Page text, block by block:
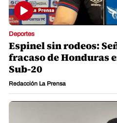
Deportes
Espinel sin rodeos:
fracaso de Honduras
Sub-20
Redacción La Prensa